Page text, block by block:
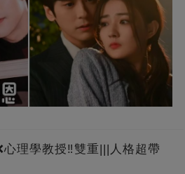
心理學教授‼️雙重|||人格超帶